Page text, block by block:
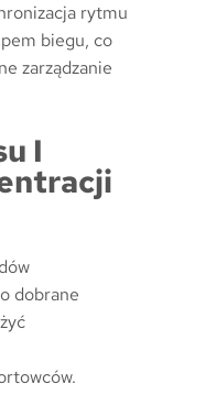
rytmu
biegu, co
zarządzanie
I
dobrane